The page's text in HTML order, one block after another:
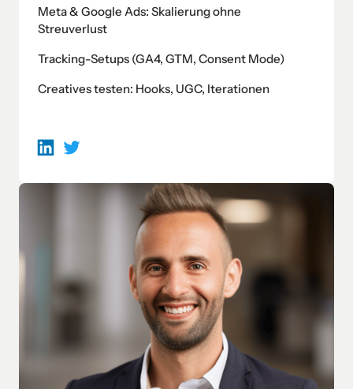
Meta & Google Ads: Skalierung ohne
Streuverlust
Tracking-Setups (GA4, GTM, Consent Mode)
Creatives testen: Hooks, UGC, Iterationen